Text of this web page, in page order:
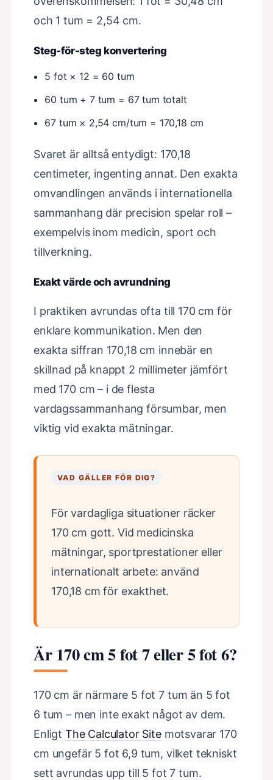
och 1 tum = 2,54 cm.
Steg-för-steg konvertering
5 fot × 12 = 60 tum
60 tum + 7 tum = 67 tum totalt
67 tum × 2,54 cm/tum = 170,18 cm
Svaret är alltså entydigt: 170,18
centimeter, ingenting annat. Den exakta
omvandlingen används i internationella
sammanhang där precision spelar roll –
exempelvis inom medicin, sport och
tillverkning.
Exakt värde och avrundning
I praktiken avrundas ofta till 170 cm för
enklare kommunikation. Men den
exakta siffran 170,18 cm innebär en
skillnad på knappt 2 millimeter jämfört
med 170 cm – i de flesta
vardagssammanhang försumbar, men
viktig vid exakta mätningar.
VAD GÄLLER FÖR DIG?
För vardagliga situationer räcker
170 cm gott. Vid medicinska
mätningar, sportprestationer eller
internationalt arbete: använd
170,18 cm för exakthet.
Är 170 cm 5 fot 7 eller 5 fot 6?
170 cm är närmare 5 fot 7 tum än 5 fot
6 tum – men inte exakt något av dem.
Enligt The Calculator Sitemotsvarar 170
cm ungefär 5 fot 6,9 tum, vilket tekniskt
sett avrundas upp till 5 fot 7 tum.